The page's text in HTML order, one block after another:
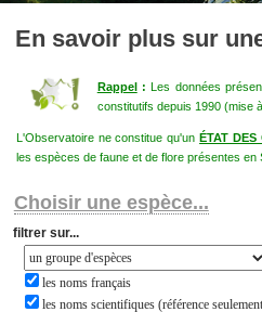
En savoir plus sur
Rappel:Les données
constitutifs depuis 1990 (mise
L'Observatoire ne constitue qu'unÉTAT DES
les espèces de faune et de flore présentes en
Choisir une espèce...
filtrer sur...
les noms français
les noms scientifiques (référence